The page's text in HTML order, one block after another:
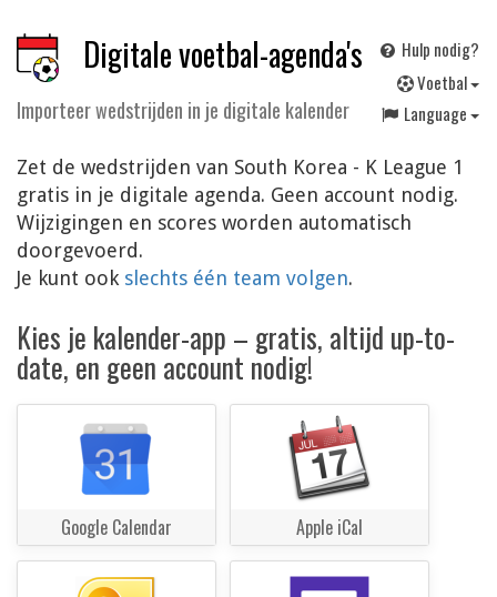
Digitale voetbal-agenda's
Importeer wedstrijden in je digitale kalender
Hulp nodig?
Voetbal
Language
Zet de wedstrijden van South Korea - K League 1
gratis in je digitale agenda. Geen account nodig.
Wijzigingen en scores worden automatisch
doorgevoerd.
Je kunt ook slechts één team volgen.
Kies je kalender-app – gratis, altijd up-to-
date, en geen account nodig!
Google Calendar Apple iCal